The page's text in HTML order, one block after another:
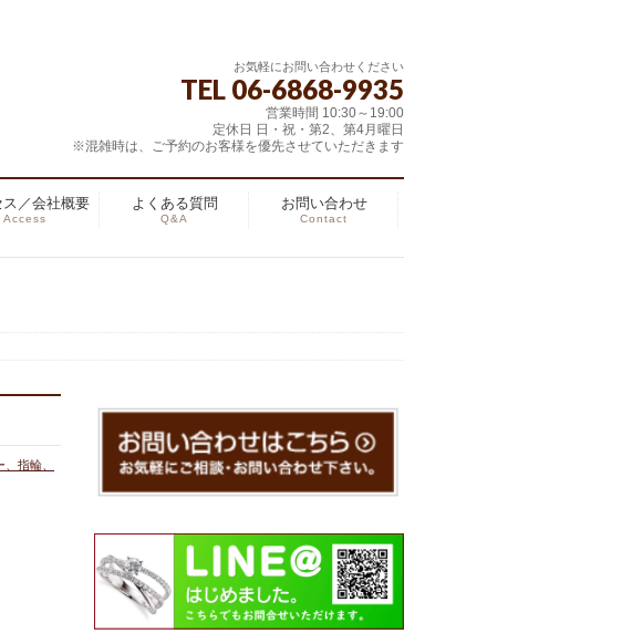
お気軽にお問い合わせください
TEL 06-6868-9935
営業時間 10:30～19:00
定休日 日・祝・第2、第4月曜日
※混雑時は、ご予約のお客様を優先させていただきます
ス／会社概要
Access
よくある質問
Q&A
お問い合わせ
Contact
指輪、